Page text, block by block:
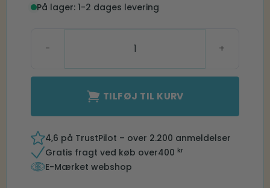
På lager: 1-2 dages levering
TILFØJ TIL KURV
4,6 på TrustPilot – over 2.200 anmeldelser
Gratis fragt ved køb over400 kr
E-Mærket webshop